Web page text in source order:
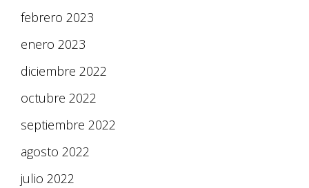
febrero 2023
enero 2023
diciembre 2022
octubre 2022
septiembre 2022
agosto 2022
julio 2022